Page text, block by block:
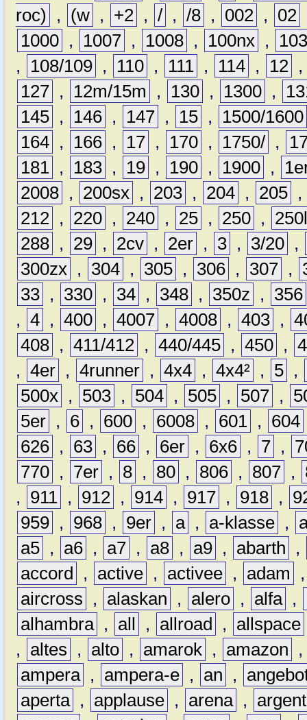
roc)
, (w , +2 , / , /8 , 002 , 02
1000 , 1007 , 1008 , 100nx ,
,
108/109 , 110 , 111 , 114 , 12
127 , 12m/15m , 130 , 1300 ,
145 , 146 , 147 , 15 ,
1500/1600
164 , 166 , 17 , 170 , 1750/ ,
181 , 183 , 19 , 190 , 1900 ,
2008 , 200sx , 203 , 204 , 205 ,
212 , 220 , 240 , 25 , 250 ,
288 , 29 , 2cv , 2er , 3 , 3/20 ,
300zx , 304 , 305 , 306 , 307 ,
33 , 330 , 34 , 348 , 350z ,
356
, 4 , 400 , 4007 , 4008 , 403 ,
408 , 411/412 , 440/445 , 450 ,
, 4er , 4runner , 4x4 , 4x4² , 5 ,
500x , 503 , 504 , 505 , 507 ,
5er , 6 , 600 , 6008 , 601 , 604
626 , 63 , 66 , 6er , 6x6 , 7 ,
770 , 7er , 8 , 80 , 806 , 807 ,
,
911 , 912 , 914 , 917 , 918 ,
959 , 968 , 9er , a , a-klasse ,
a5 , a6 , a7 , a8 , a9 , abarth
,
accord
, active , activee , adam
aircross
, alaskan , alero , alfa ,
alhambra , all , allroad , allspace
,
altes , alto , amarok , amazon
ampera , ampera-e , an ,
aperta , applause , arena ,